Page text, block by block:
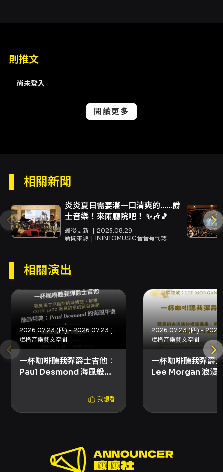
作時間安排依當日狀況調整）。 活動內容重點 -
的演變與特色 - 吉他技法示範：解密右手指彈
與和聲拆解：常見延伸和弦與留白運用 - 後半場
互動：現場技術交流與即興 Jam Session（歡
動採預約制，票券為免費。可透過主辦單位在
https://kktix.com/events/0621jazz/
）。 場地資訊 Basilica 爵士藝文咖啡 / 巴西利卡
藝文生活工作室 地址：台北市大同區迪化街一段
280巷6號 日曆與匯入 可匯入
https://basilica.kktix.cc/events/0621jazz.ics
- Google 日曆（建立事件範本）：可於活動頁
面使用 Google 日曆連結加入
注意事項
- 本活動屬藝文沙龍講座，內容以音樂教學分享
與技法示範為主，非商業性演藝表演。 - 為維護
講座品質，活動進行中請保持環境安靜，並請準
時入場。 - 活動採預約制，如臨時無法出席請提
前取消報名，以利資源分配。 - 歡迎會演奏的樂
手攜帶樂器參與後半場的 Jam Session，但請
內容與流程微調之權利。 - 入場相關規範請參閱
場地資訊與主辦單位公告。
則推文
尚未登入
閱讀更多
相關新聞
炎炎夏日需要灌一口清爽的......爵
士音樂！來兩廳院吧！ ✨🎶🎵
最後更新
2025.08.29
新聞來源
ININTOMUSIC音音有代誌
相關演出
2026.07.23 (四) - 2026.07.23 (四)
賦格音樂藝文空間
一杯咖啡聽我彈爵士吉他：
Paul Desmond 海風般的
浪漫與留白美學（含現場
我想看
賦格音樂藝文空間
一杯咖啡聽我彈爵
Lee Morgan 浪漫